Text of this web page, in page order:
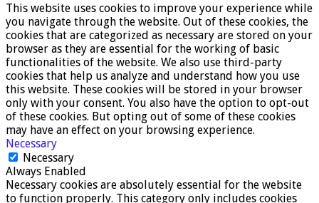
This website uses cookies to improve your experience while
you navigate through the website. Out of these cookies, the
cookies that are categorized as necessary are stored on your
browser as they are essential for the working of basic
functionalities of the website. We also use third-party
cookies that help us analyze and understand how you use
this website. These cookies will be stored in your browser
only with your consent. You also have the option to opt-out
of these cookies. But opting out of some of these cookies
may have an effect on your browsing experience.
Necessary
Necessary
Always Enabled
Necessary cookies are absolutely essential for the website
to function properly. This category only includes cookies